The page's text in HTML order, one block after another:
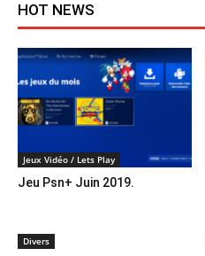
HOT NEWS
Jeux Vidéo / Lets Play
Jeu Psn+ Juin 2019.
Divers